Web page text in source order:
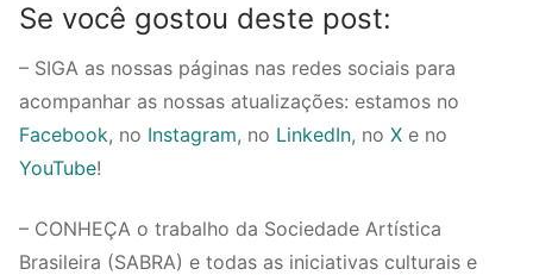
Se você gostou deste post:
– SIGA as nossas páginas nas redes sociais para
acompanhar as nossas atualizações: estamos no
Facebook, no Instagram, no LinkedIn, no X e no
YouTube!
– CONHEÇA o trabalho da Sociedade Artística
Brasileira (SABRA) e todas as iniciativas culturais e